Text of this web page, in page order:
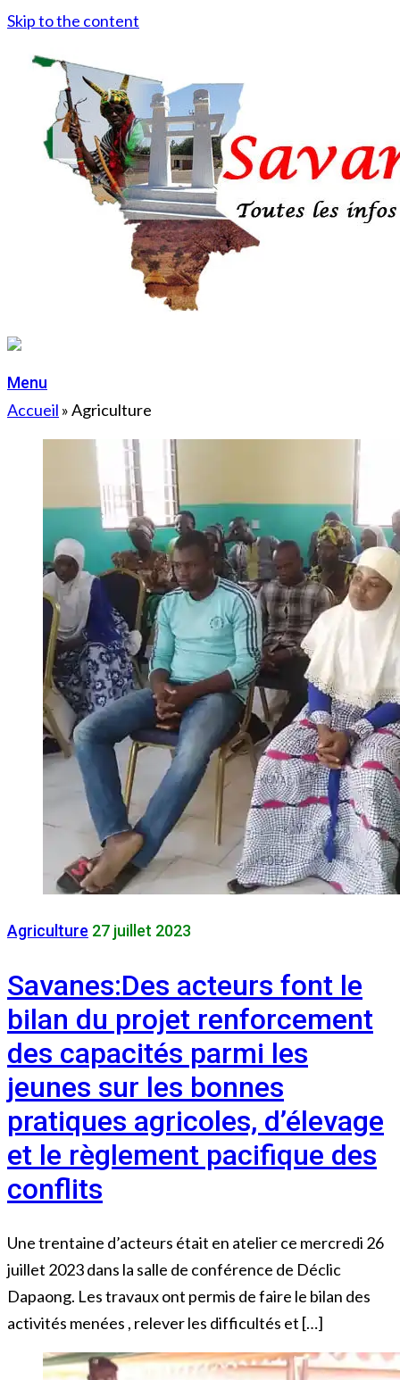
Skip to the content
Menu
Accueil »Agriculture
Agriculture 27 juillet 2023
Savanes:Des acteurs font le
bilan du projet renforcement
des capacités parmi les
jeunes sur les bonnes
pratiques agricoles, d’élevage
et le règlement pacifique des
conflits
Une trentaine d’acteurs était en atelier ce mercredi 26
juillet 2023 dans la salle de conférence de Déclic
Dapaong. Les travaux ont permis de faire le bilan des
activités menées , relever les difficultés et […]